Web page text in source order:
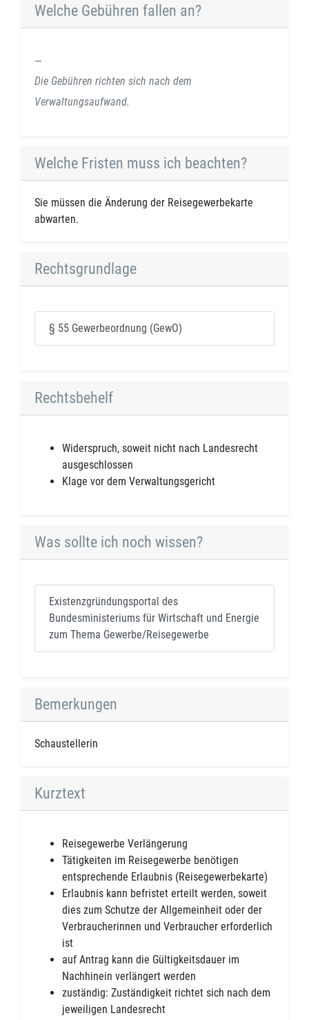
Welche Gebühren fallen an?
Die Gebühren richten sich nach dem
Verwaltungsaufwand.
Welche Fristen muss ich beachten?
Sie müssen die Änderung der Reisegewerbekarte
abwarten.
Rechtsgrundlage
§ 55 Gewerbeordnung (GewO)
Rechtsbehelf
Widerspruch, soweit nicht nach Landesrecht
ausgeschlossen
Klage vor dem Verwaltungsgericht
Was sollte ich noch wissen?
Existenzgründungsportal des
Bundesministeriums für Wirtschaft und Energie
zum Thema Gewerbe/Reisegewerbe
Bemerkungen
Schaustellerin
Kurztext
Reisegewerbe Verlängerung
Tätigkeiten im Reisegewerbe benötigen
entsprechende Erlaubnis (Reisegewerbekarte)
Erlaubnis kann befristet erteilt werden, soweit
dies zum Schutze der Allgemeinheit oder der
Verbraucherinnen und Verbraucher erforderlich
ist
auf Antrag kann die Gültigkeitsdauer im
Nachhinein verlängert werden
zuständig: Zuständigkeit richtet sich nach dem
jeweiligen Landesrecht